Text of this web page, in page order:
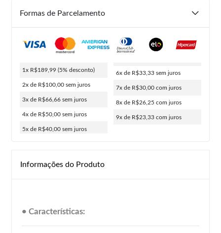
Formas de Parcelamento
1x R$189,99 (5% desconto)
2x de R$100,00 sem juros
3x de R$66,66 sem juros
4x de R$50,00 sem juros
5x de R$40,00 sem juros
6x de R$33,33 sem juros
7x de R$30,00 com juros
8x de R$26,25 com juros
9x de R$23,33 com juros
Informações do Produto
• Características: